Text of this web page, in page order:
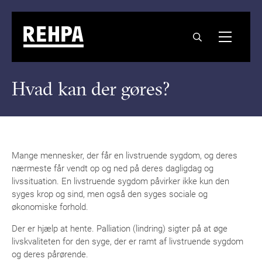
Hvad kan der gøres?
Mange mennesker, der får en livstruende sygdom, og deres
nærmeste får vendt op og ned på deres dagligdag og
livssituation. En livstruende sygdom påvirker ikke kun den
syges krop og sind, men også den syges sociale og
økonomiske forhold.
Der er hjælp at hente. Palliation (lindring) sigter på at øge
livskvaliteten for den syge, der er ramt af livstruende sygdom
og deres pårørende.